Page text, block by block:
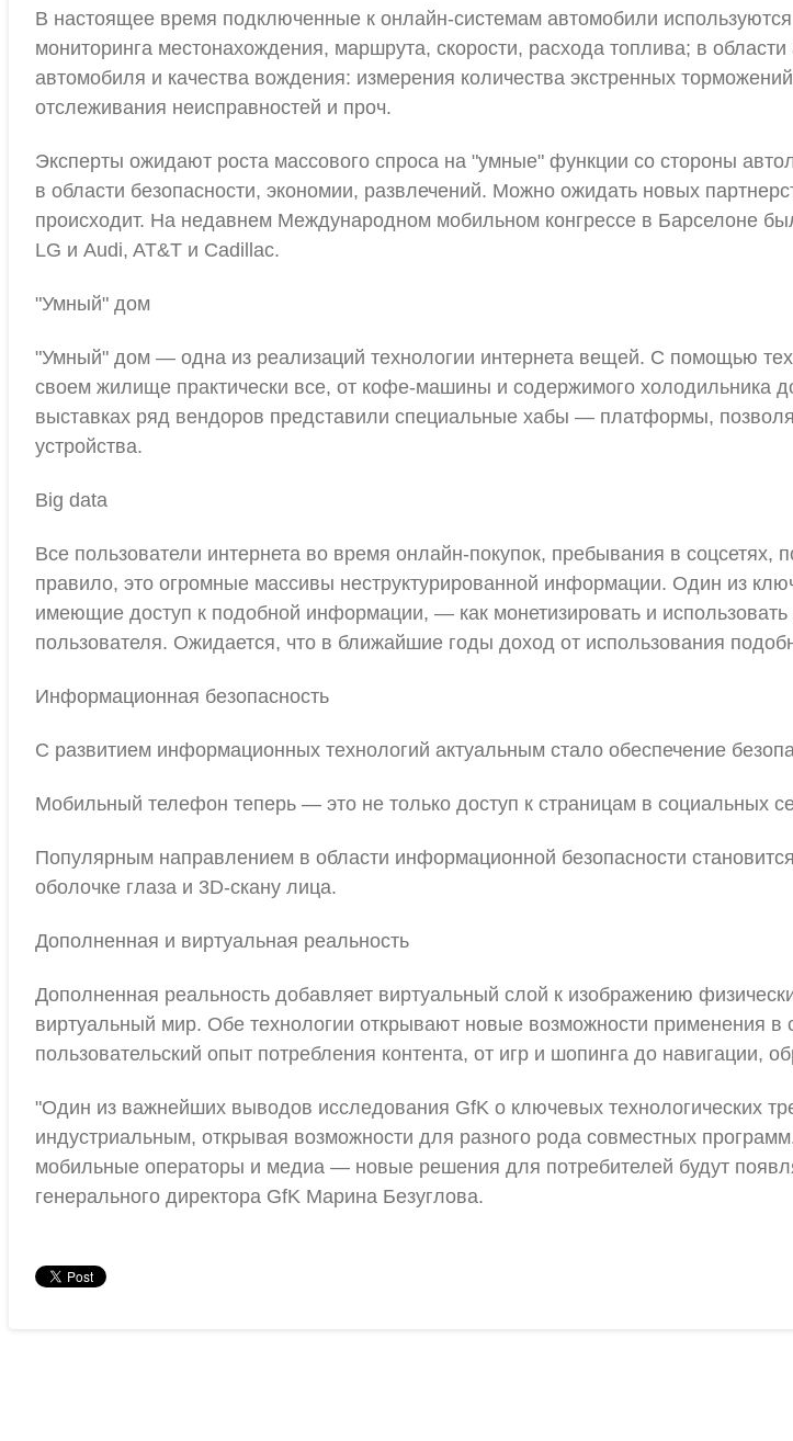
В настоящее время подключенные к онлайн-системам автомобили
мониторинга местонахождения, маршрута, скорости, расхода топлива; в
автомобиля и качества вождения: измерения количества экстренных
отслеживания неисправностей и проч.
Эксперты ожидают роста массового спроса на "умные" функции со стороны
в области безопасности, экономии, развлечений. Можно ожидать новых
происходит. На недавнем Международном мобильном конгрессе в Барселоне
LG и Audi, AT&T и Cadillac.
"Умный" дом
"Умный" дом — одна из реализаций технологии интернета вещей. С помощью
своем жилище практически все, от кофе-машины и содержимого холодильника
выставках ряд вендоров представили специальные хабы — платформы,
устройства.
Big data
Все пользователи интернета во время онлайн-покупок, пребывания в
правило, это огромные массивы неструктурированной информации. Один из
имеющие доступ к подобной информации, — как монетизировать и
пользователя. Ожидается, что в ближайшие годы доход от использования
Информационная безопасность
С развитием информационных технологий актуальным стало обеспечение
Мобильный телефон теперь — это не только доступ к страницам в социальных
Популярным направлением в области информационной безопасности
оболочке глаза и 3D-cкану лица.
Дополненная и виртуальная реальность
Дополненная реальность добавляет виртуальный слой к изображению
виртуальный мир. Обе технологии открывают новые возможности применения в
пользовательский опыт потребления контента, от игр и шопинга до навигации,
"Один из важнейших выводов исследования GfK о ключевых технологических
индустриальным, открывая возможности для разного рода совместных
мобильные операторы и медиа — новые решения для потребителей будут
генерального директора GfK Марина Безуглова.